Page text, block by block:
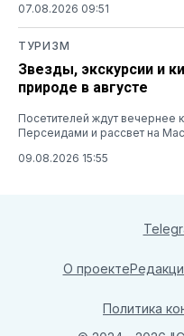
07.08.2026 09:51
ТУРИЗМ
Звезды, экскурсии и
природе в августе
Посетителей ждут вечернее
Персеидами и рассвет на
09.08.2026 15:55
О проекте
Политика